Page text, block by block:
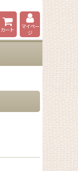
カート
マイペー
ジ